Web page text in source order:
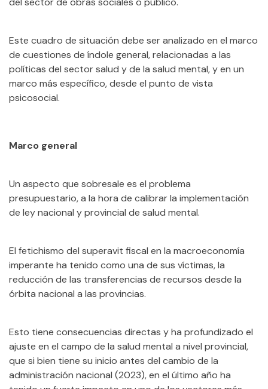
Este cuadro de situación debe ser analizado en el marco
de cuestiones de índole general, relacionadas a las
políticas del sector salud y de la salud mental, y en un
marco más específico, desde el punto de vista
psicosocial.
Marco general
Un aspecto que sobresale es el problema
presupuestario, a la hora de calibrar la implementación
de ley nacional y provincial de salud mental.
El fetichismo del superavit fiscal en la macroeconomía
imperante ha tenido como una de sus víctimas, la
reducción de las transferencias de recursos desde la
órbita nacional a las provincias.
Esto tiene consecuencias directas y ha profundizado el
ajuste en el campo de la salud mental a nivel provincial,
que si bien tiene su inicio antes del cambio de la
administración nacional (2023), en el último año ha